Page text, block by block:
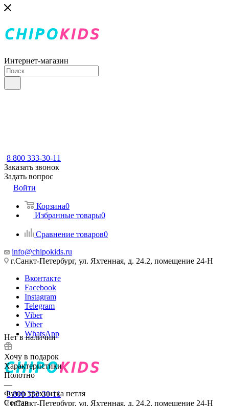
Интернет-магазин
8 800 333-30-11
Заказать звонок
Задать вопрос
Войти
Корзина0
Избранные товары0
Сравнение товаров0
info@chipokids.ru
г.Санкт-Петербург, ул. Яхтенная, д. 24.2, помещение 24-Н
Вконтакте
Facebook
Instagram
Telegram
Viber
Viber
WhatsApp
8 800 333-30-11
г.Санкт-Петербург, ул. Яхтенная, д. 24.2, помещение 24-Н
Нет в наличии
Хочу в подарок
Характеристики
Полотно
—
Футер трехнитка петля
Состав